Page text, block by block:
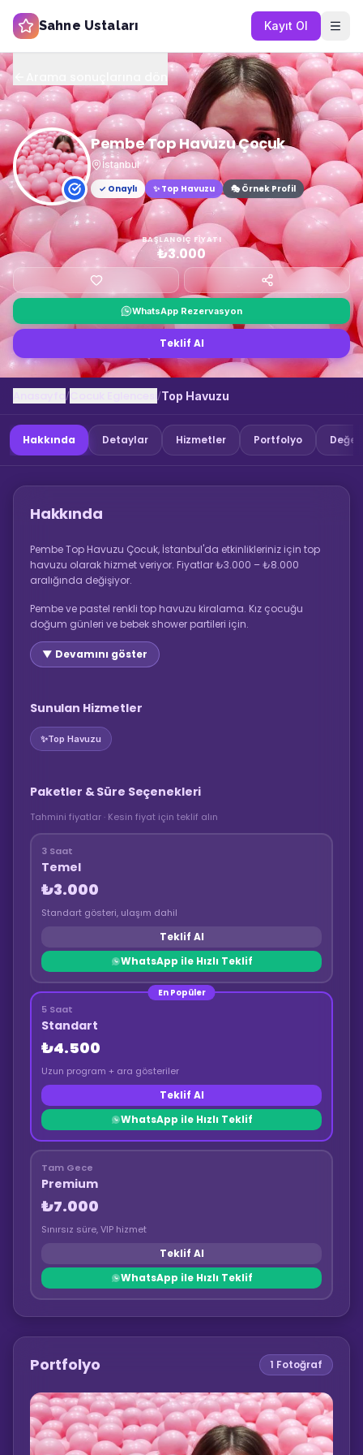
Sahne Ustaları Kayıt Ol
Pembe Top Havuzu Çocuk
İstanbul
✓ Onaylı
✨ Top Havuzu 🎭 Örnek Profil
BAŞLANGIÇ FIYATI
₺3.000
WhatsApp Rezervasyon
Teklif Al
/ /Top Havuzu
Hakkında Detaylar Hizmetler Portfolyo
Hakkında
Pembe Top Havuzu Çocuk, İstanbul'da etkinlikleriniz için top
havuzu olarak hizmet veriyor. Fiyatlar ₺3.000 – ₺8.000
aralığında değişiyor.
Pembe ve pastel renkli top havuzu kiralama. Kız çocuğu
doğum günleri ve bebek shower partileri için.
▼ Devamını göster
Sunulan Hizmetler
✨Top Havuzu
Paketler & Süre Seçenekleri
Tahmini fiyatlar · Kesin fiyat için teklif alın
3 Saat
Temel
₺3.000
Standart gösteri, ulaşım dahil
Teklif Al
WhatsApp ile Hızlı Teklif
En Popüler
5 Saat
Standart
₺4.500
Uzun program + ara gösteriler
Teklif Al
WhatsApp ile Hızlı Teklif
Tam Gece
Premium
₺7.000
Sınırsız süre, VIP hizmet
Teklif Al
WhatsApp ile Hızlı Teklif
Portfolyo 1 Fotoğraf